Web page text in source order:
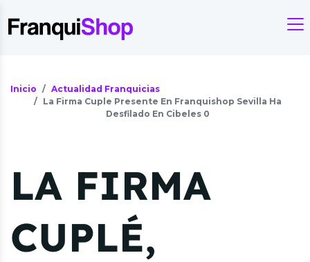
Inicio
Actualidad Franquicias
La Firma Cuple Presente En Franquishop Sevilla Ha
Desfilado En Cibeles 0
LA FIRMA
CUPLÉ,